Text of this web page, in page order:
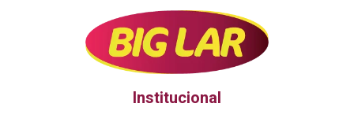
Institucional